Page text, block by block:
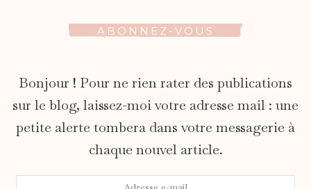
ABONNEZ-VOUS
Bonjour ! Pour ne rien rater des publications
sur le blog, laissez-moi votre adresse mail : une
petite alerte tombera dans votre messagerie à
chaque nouvel article.